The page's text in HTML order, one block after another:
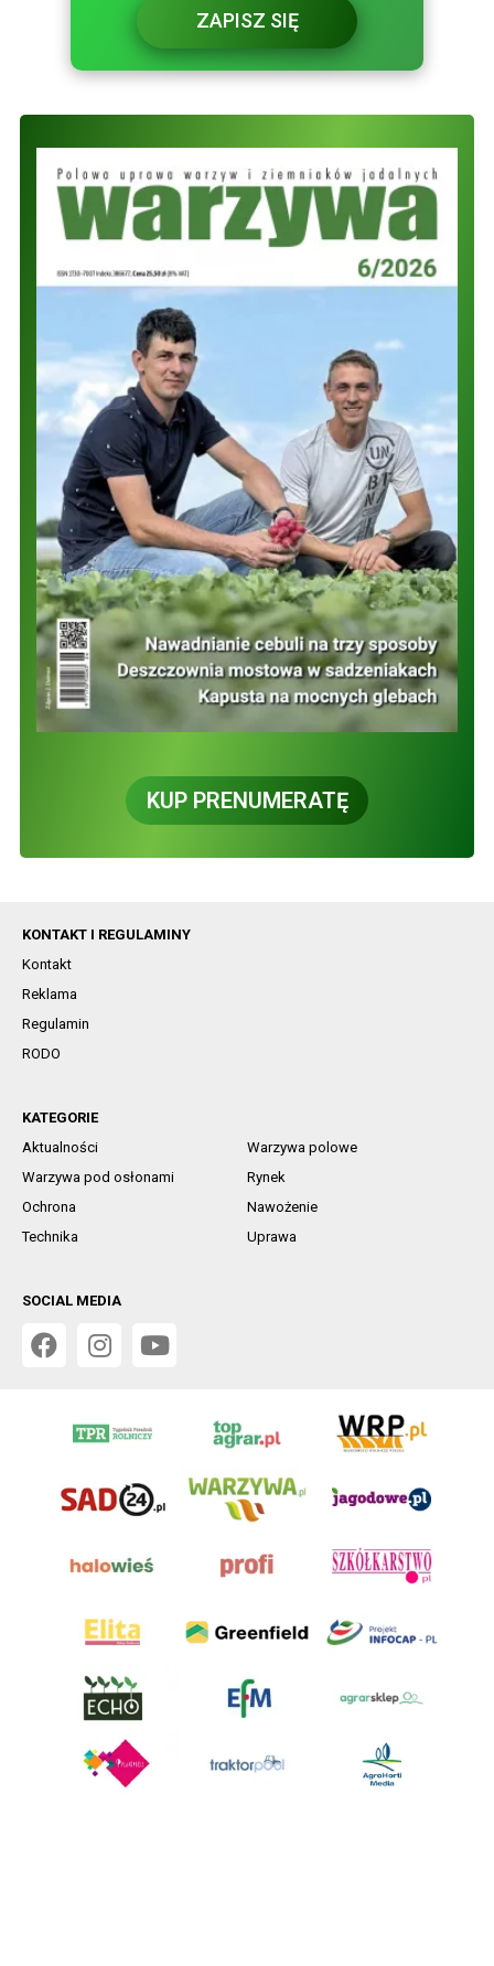
ZAPISZ SIĘ
KUP PRENUMERATĘ
KONTAKT I REGULAMINY
Kontakt
Reklama
Regulamin
RODO
KATEGORIE
Aktualności
Warzywa polowe
Warzywa pod osłonami
Rynek
Ochrona
Nawożenie
Technika
Uprawa
SOCIAL MEDIA